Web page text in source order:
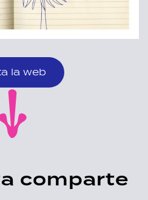
la web
comparte